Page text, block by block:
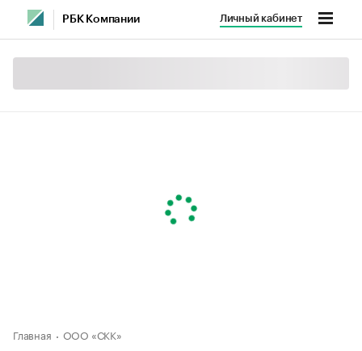
РБК Компании Личный кабинет
Главная ООО «СКК»